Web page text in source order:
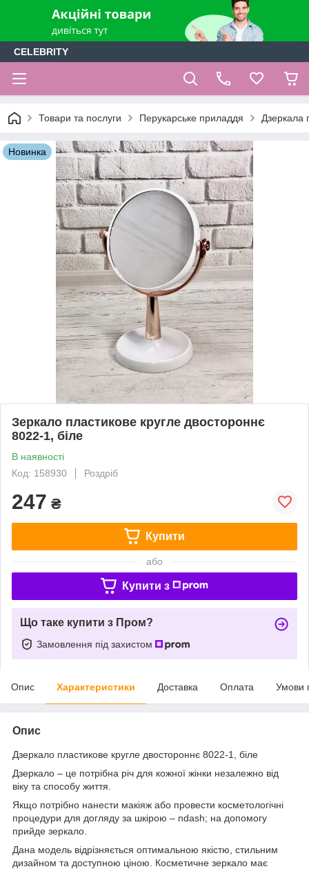
CELEBRITY
Товари та послуги Перукарське приладдя Дзеркала
Новинка
Зеркало пластикове кругле двостороннє
8022-1, біле
В наявності
Код: 158930
Роздріб
247 ₴
Купити
або
Купити з
Що таке купити з Пром?
Замовлення під захистом
Опис Характеристики Доставка Оплата Умови
Опис
Дзеркало пластикове кругле двостороннє 8022-1, біле
Дзеркало – це потрібна річ для кожної жінки незалежно від
віку та способу життя.
Якщо потрібно нанести макіяж або провести косметологічні
процедури для догляду за шкірою – ndash; на допомогу
прийде зеркало.
Дана модель відрізняється оптимальною якістю, стильним
дизайном та доступною ціною. Косметичне зеркало має